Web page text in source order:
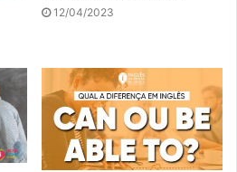
12/04/2023